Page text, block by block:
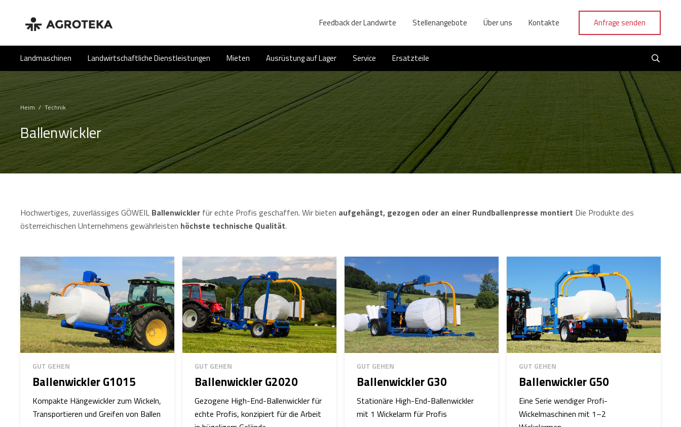
Feedback der Landwirte Stellenangebote Über uns Kontakte Anfrage senden
Landmaschinen Landwirtschaftliche Dienstleistungen Mieten Ausrüstung auf Lager Service Ersatzteile
Heim / Technik
Ballenwickler
Hochwertiges, zuverlässiges GÖWEIL Ballenwickler für echte Profis geschaffen. Wir bieten aufgehängt, gezogen oder an einer Rundballenpresse montiert Die Produkte des
österreichischen Unternehmens gewährleisten höchste technische Qualität.
GUT GEHEN
Ballenwickler G1015
Kompakte Hängewickler zum Wickeln,
Transportieren und Greifen von Ballen
GUT GEHEN
Ballenwickler G2020
Gezogene High-End-Ballenwickler für
echte Profis, konzipiert für die Arbeit
GUT GEHEN
Ballenwickler G30
Stationäre High-End-Ballenwickler
mit 1 Wickelarm für Profis
GUT GEHEN
Ballenwickler G50
Eine Serie wendiger Profi-
Wickelmaschinen mit 1–2